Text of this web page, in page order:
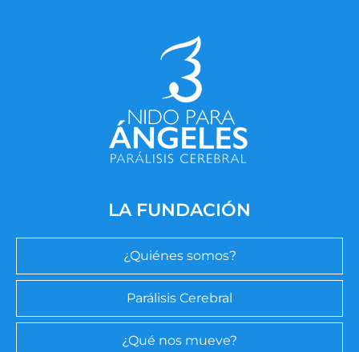
LA FUNDACIÓN
¿Quiénes somos?
Parálisis Cerebral
¿Qué nos mueve?